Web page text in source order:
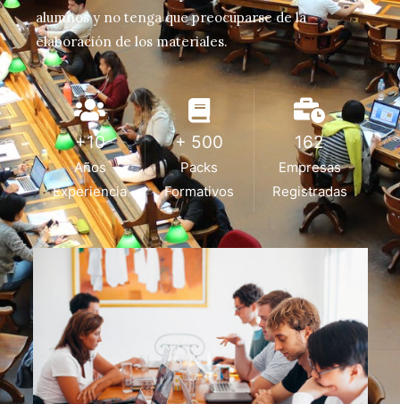
alumnos y no tenga que preocuparse de la
elaboración de los materiales.
+10
Años
Experiencia
+ 500
Packs
Formativos
162
Empresas
Registradas